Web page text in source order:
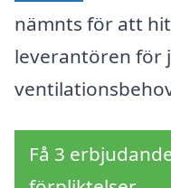
nämnts för att
leverantören för
Få 3